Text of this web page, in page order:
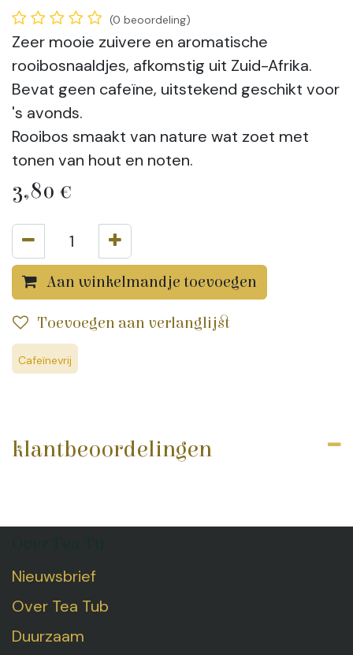
(0 beoordeling)
Zeer mooie zuivere en aromatische
rooibosnaaldjes, afkomstig uit Zuid-Afrika.
Bevat geen cafeïne, uitstekend geschikt voor
's avonds.
Rooibos smaakt van nature wat zoet met
tonen van hout en noten.
3,80 €
Aan winkelmandje toevoegen
Toevoegen aan verlanglijst
Cafeïnevrij
klantbeoordelingen
Nieuwsbrief
Over Tea Tub
Duurzaam